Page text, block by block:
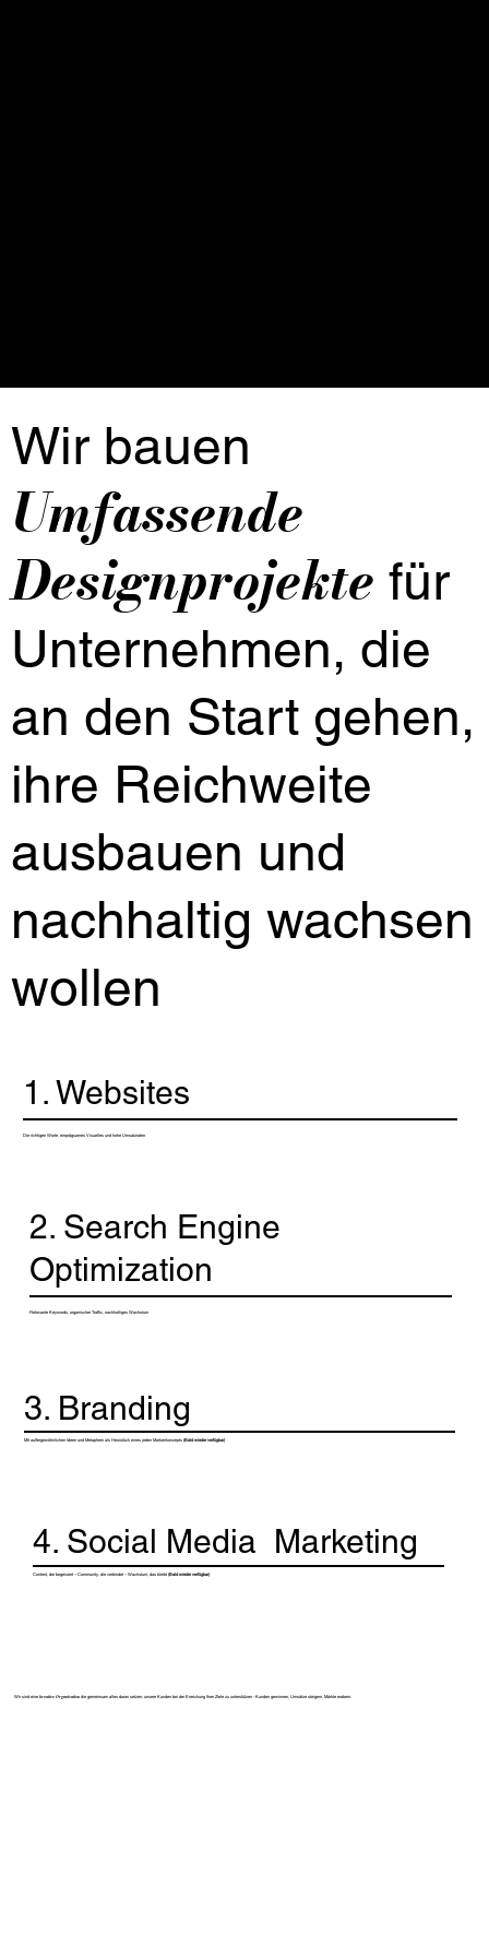
Wir bauen
Umfassende
Designprojekte für
Unternehmen, die
an den Start gehen,
ihre Reichweite
ausbauen und
nachhaltig wachsen
wollen
1. Websites
Die richtigen Worte, einprägsames Visuelles und hohe Umsatzraten
2. Search Engine
Optimization
Relevante Keywords, organischer Traffic, nachhaltiges Wachstum
3. Branding
Mit außergewöhnlichen Ideen und Metaphern als Herzstück eines jeden Markenkonzepts(Bald wieder verfügbar)
4. Social Media Marketing
Content, der begeistert – Community, die verbindet – Wachstum, das bleibt (Bald wieder verfügbar)
Wir sind einekreative Organisation die gemeinsam alles daran setzen, unsere Kunden bei der Erreichung Ihrer Ziele zu unterstützen - Kunden gewinnen, Umsätze steigern, Märkte erobern.